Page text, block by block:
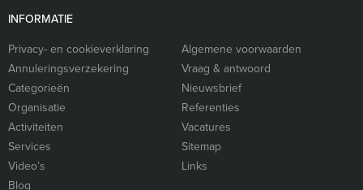
INFORMATIE
Privacy- en cookieverklaring
Algemene voorwaarden
Annuleringsverzekering
Vraag & antwoord
Categorieën
Nieuwsbrief
Organisatie
Referenties
Activiteiten
Vacatures
Services
Sitemap
Video’s
Links
Blog